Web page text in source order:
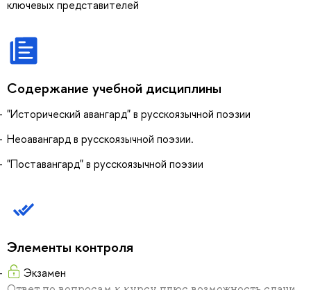
ключевых представителей
Содержание учебной дисциплины
"Исторический авангард" в русскоязычной поэзии
Неоавангард в русскоязычной поэзии.
"Поставангард" в русскоязычной поэзии
Элементы контроля
Экзамен